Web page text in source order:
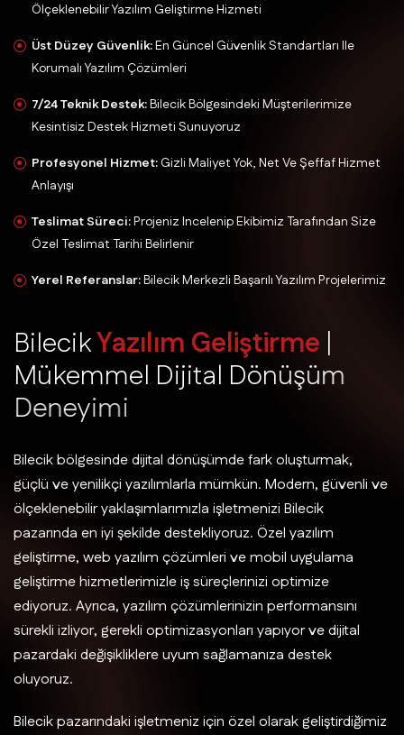
Ölçeklenebilir Yazılım Geliştirme Hizmeti
Üst Düzey Güvenlik:En Güncel Güvenlik Standartları Ile
Korumalı Yazılım Çözümleri
7/24 Teknik Destek:Bilecik Bölgesindeki Müşterilerimize
Kesintisiz Destek Hizmeti Sunuyoruz
Profesyonel Hizmet: Gizli Maliyet Yok, Net Ve Şeffaf Hizmet
Anlayışı
Teslimat Süreci:Projeniz Incelenip Ekibimiz Tarafından Size
Özel Teslimat Tarihi Belirlenir
Yerel Referanslar:Bilecik Merkezli Başarılı Yazılım Projelerimiz
BilecikYazılım Geliştirme |
Mükemmel Dijital Dönüşüm
Deneyimi
Bilecik bölgesinde dijital dönüşümde fark oluşturmak,
güçlü ve yenilikçi yazılımlarla mümkün. Modern, güvenli ve
ölçeklenebilir yaklaşımlarımızla işletmenizi Bilecik
pazarında en iyi şekilde destekliyoruz. Özel yazılım
geliştirme, web yazılım çözümleri ve mobil uygulama
geliştirme hizmetlerimizle iş süreçlerinizi optimize
ediyoruz. Ayrıca, yazılım çözümlerinizin performansını
sürekli izliyor, gerekli optimizasyonları yapıyor ve dijital
pazardaki değişikliklere uyum sağlamanıza destek
oluyoruz.
Bilecik pazarındaki işletmeniz için özel olarak geliştirdiğimiz